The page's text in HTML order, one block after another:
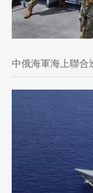
中俄海軍海上聯合